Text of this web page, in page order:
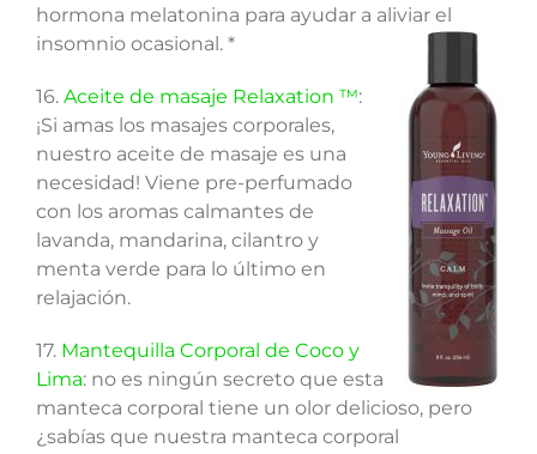
hormona melatonina para ayudar a aliviar el
insomnio ocasional. *
16. Aceite de masaje Relaxation ™:
¡Si amas los masajes corporales,
nuestro aceite de masaje es una
necesidad! Viene pre-perfumado
con los aromas calmantes de
lavanda, mandarina, cilantro y
menta verde para lo último en
relajación.
17. Mantequilla Corporal de Coco y
Lima: no es ningún secreto que esta
manteca corporal tiene un olor delicioso, pero
¿sabías que nuestra manteca corporal